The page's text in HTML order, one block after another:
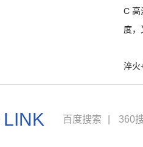
C 高
度，
淬火
LINK 百度搜索 360